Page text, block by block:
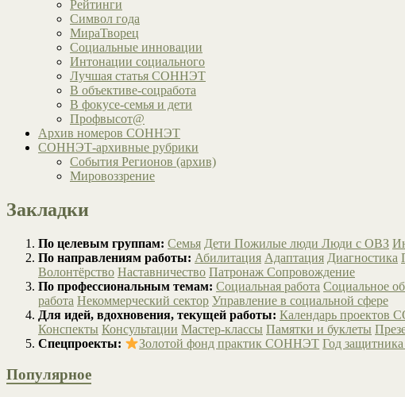
Рейтинги
Символ года
МираТворец
Социальные инновации
Интонации социального
Лучшая статья СОННЭТ
В объективе-соцработа
В фокусе-семья и дети
Профвысот@
Архив номеров СОННЭТ
СОННЭТ-архивные рубрики
События Регионов (архив)
Мировоззрение
Закладки
По целевым группам: Семья Дети Пожилые люди Люди с ОВЗ
По направлениям работы: Абилитация Адаптация Диагностика
Волонтёрство Наставничество Патронаж Сопровождение
По профессиональным темам: Социальная работа Социальное
работа Некоммерческий сектор Управление в социальной сфере
Для идей, вдохновения, текущей работы: Календарь проектов
Конспекты Консультации Мастер-классы Памятки и буклеты
Спецпроекты:
Золотой фонд практик СОННЭТ Год
Популярное